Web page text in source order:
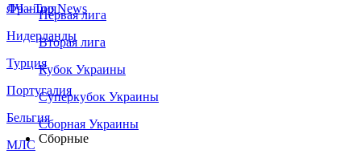
Франция
Нидерланды
Турция
Португалия
Бельгия
МЛС
ЛЧ - Top News
Первая лига
Вторая лига
Кубок Украины
Суперкубок Украины
Сборная Украины
Сборные